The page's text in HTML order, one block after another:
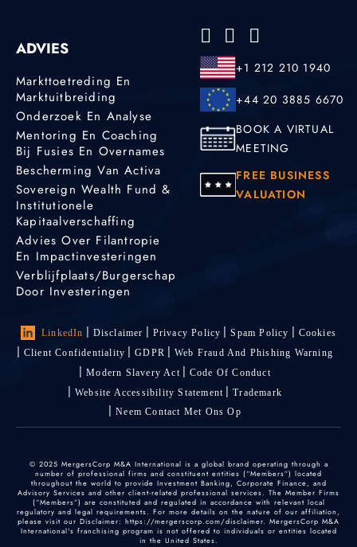
ADVIES
Markttoetreding En
Marktuitbreiding
Onderzoek En Analyse
Mentoring En Coaching
Bij Fusies En Overnames
Bescherming Van Activa
Sovereign Wealth Fund &
Institutionele
Kapitaalverschaffing
Advies Over Filantropie
En Impactinvesteringen
Verblijfplaats/burgerschap
Door Investeringen
+1 212 210 1940
+44 20 3885 6670
BOOK A VIRTUAL
MEETING
FREE BUSINESS
VALUATION
LinkedIn Disclaimer Privacy Policy Spam Policy
Cookies
Client Confidentiality
GDPR
Web Fraud And Phishing Warning
Modern Slavery Act
Code Of Conduct
Website Accessibility Statement
Trademark
Neem Contact Met Ons Op
© 2025 MergersCorp M&A International is a global brand operating through a
number of professional firms and constituent entities (“Members”) located
throughout the world to provide Investment Banking, Corporate Finance, and
Advisory Services and other client-related professional services. The Member Firms
(“Members”) are constituted and regulated in accordance with relevant local
regulatory and legal requirements. For more details on the nature of our affiliation,
please visit our Disclaimer: https://mergerscorp.com/disclaimer. MergersCorp M&A
International's franchising program is not offered to individuals or entities located
in the United States.